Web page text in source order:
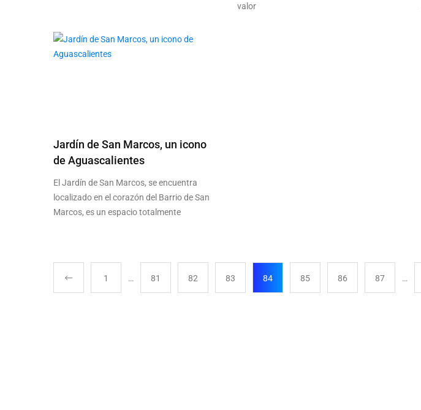
valor
Jardín de San Marcos, un icono
de Aguascalientes
El Jardín de San Marcos, se encuentra
localizado en el corazón del Barrio de San
Marcos, es un espacio totalmente
1 … 81 82 83 84 85 86 87 …